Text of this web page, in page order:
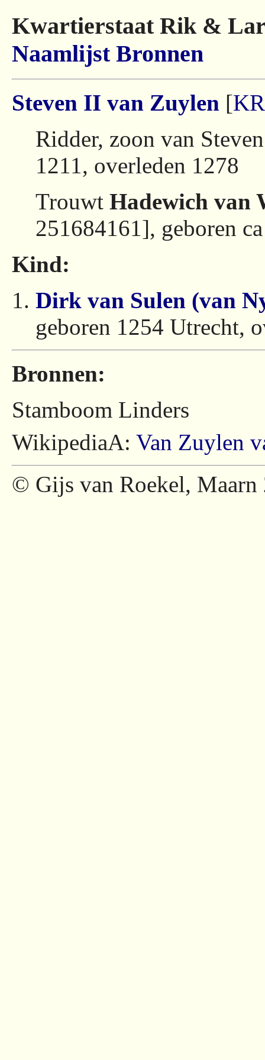
Kwartierstaat Rik &
Naamlijst Bronnen
Steven II van Zuylen [
Ridder, zoon van
1211, overleden 1278
Trouwt Hadewich van
251684161], geboren
Kind:
Dirk van Sulen (van
geboren 1254 Utrecht,
Bronnen:
Stamboom Linders
WikipediaA: Van Zuylen
© Gijs van Roekel, Maarn